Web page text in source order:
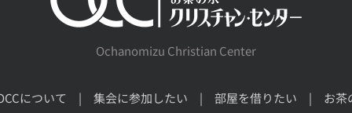
Ochanomizu Christian Center
について 集会に参加したい 部屋を借りたい お茶